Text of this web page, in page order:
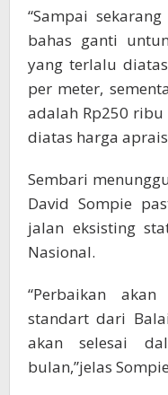
“Sampai
bahas ganti
yang terlalu
per meter,
adalah Rp250
diatas harga
Sembari
David Sompie
jalan eksisting
Nasional.
“Perbaikan
standart dari
akan selesai
bulan,”jelas